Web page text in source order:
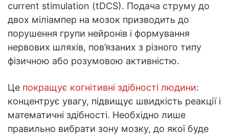
current stimulation (tDCS). Подача струму до
двох міліампер на мозок призводить до
порушення групи нейронів і формування
нервових шляхів, пов’язаних з різного типу
фізичною або розумовою активністю.
Це покращує когнітивні здібності людини:
концентрує увагу, підвищує швидкість реакції і
математичні здібності. Необхідно лише
правильно вибрати зону мозку, до якої буде